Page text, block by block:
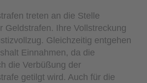
treten an die Stelle
Geldstrafen. Ihre Vollstreckung
Gleichzeitig entgehen
Einnahmen, da die
die Verbüßung der
getilgt wird. Auch für die